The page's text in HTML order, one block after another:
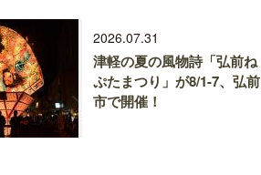
2026.07.31
津軽の夏の風物詩「弘前ね
ぷたまつり」が8/1-7、弘前
市で開催！